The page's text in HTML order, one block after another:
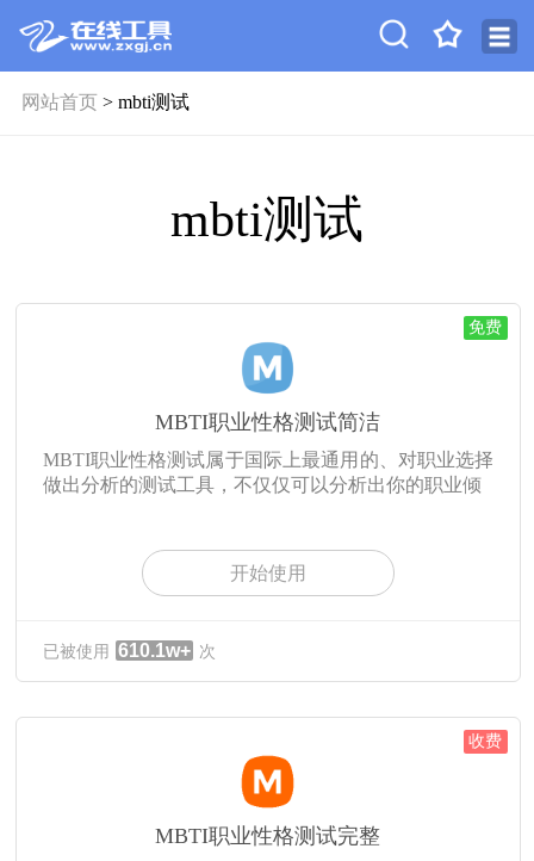
网站首页> mbti测试
mbti测试
免费
MBTI职业性格测试简洁
MBTI职业性格测试属于国际上最通用的、对职业选择
做出分析的测试工具，不仅仅可以分析出你的职业倾
开始使用
已被使用 610.1w+ 次
收费
MBTI职业性格测试完整